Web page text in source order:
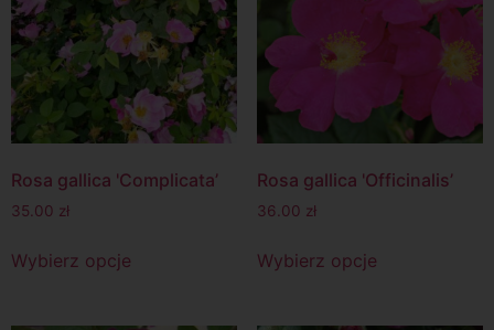
Rosa gallica 'Complicata’
35.00 zł
Wybierz opcje
Rosa gallica 'Officinalis’
36.00 zł
Wybierz opcje